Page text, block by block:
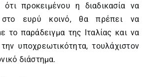
προκειμένου η διαδικασία να
στο ευρύ κοινό, θα πρέπει να
το παράδειγμα της Ιταλίας και να
υποχρεωτικότητα, τουλάχιστον
διάστημα.